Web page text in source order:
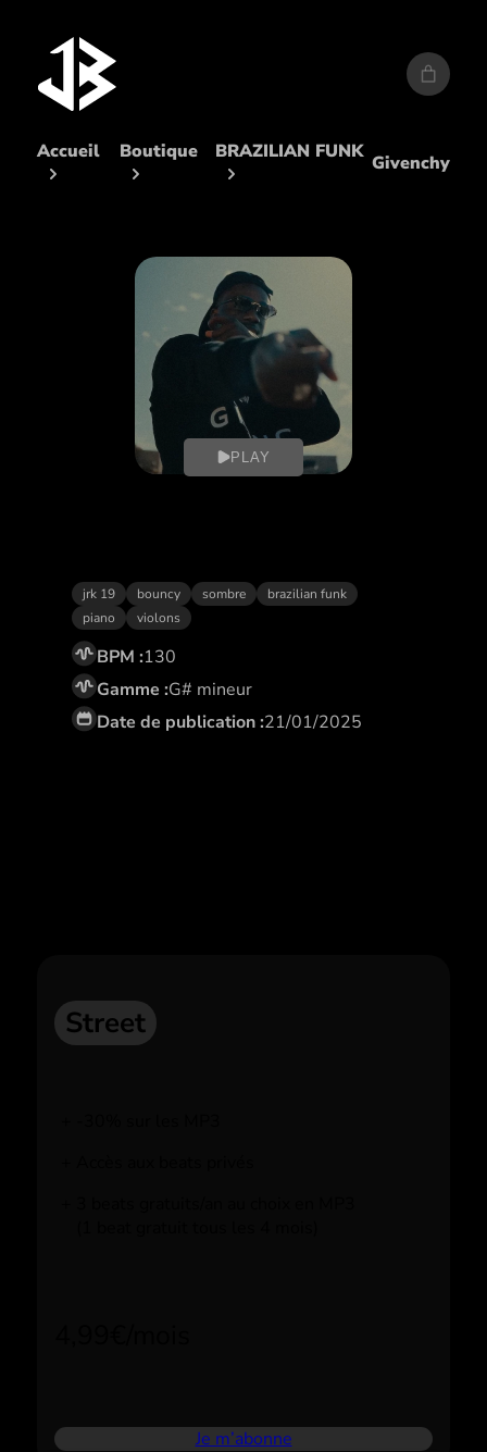
Accueil Boutique BRAZILIAN FUNK Givenchy
PLAY
jrk 19 bouncy sombre
brazilian funk
piano
violons
BPM :130
Gamme :G# mineur
Date de publication :21/01/2025
Street
Je m’abonne